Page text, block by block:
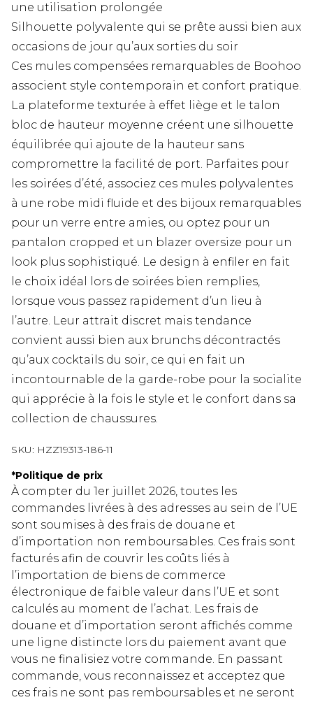
une utilisation prolongée
Silhouette polyvalente qui se prête aussi bien aux
occasions de jour qu’aux sorties du soir
Ces mules compensées remarquables de Boohoo
associent style contemporain et confort pratique.
La plateforme texturée à effet liège et le talon
bloc de hauteur moyenne créent une silhouette
équilibrée qui ajoute de la hauteur sans
compromettre la facilité de port. Parfaites pour
les soirées d’été, associez ces mules polyvalentes
à une robe midi fluide et des bijoux remarquables
pour un verre entre amies, ou optez pour un
pantalon cropped et un blazer oversize pour un
look plus sophistiqué. Le design à enfiler en fait
le choix idéal lors de soirées bien remplies,
lorsque vous passez rapidement d’un lieu à
l’autre. Leur attrait discret mais tendance
convient aussi bien aux brunchs décontractés
qu’aux cocktails du soir, ce qui en fait un
incontournable de la garde-robe pour la socialite
qui apprécie à la fois le style et le confort dans sa
collection de chaussures.
SKU: HZZ19313-186-11
*Politique de prix
À compter du 1er juillet 2026, toutes les
commandes livrées à des adresses au sein de l’UE
sont soumises à des frais de douane et
d’importation non remboursables. Ces frais sont
facturés afin de couvrir les coûts liés à
l’importation de biens de commerce
électronique de faible valeur dans l’UE et sont
calculés au moment de l’achat. Les frais de
douane et d’importation seront affichés comme
une ligne distincte lors du paiement avant que
vous ne finalisiez votre commande. En passant
commande, vous reconnaissez et acceptez que
ces frais ne sont pas remboursables et ne seront